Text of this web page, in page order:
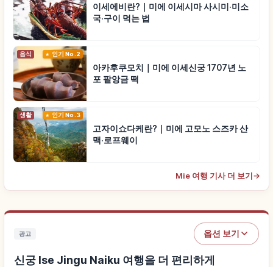
이세에비란?｜미에 이세시마 사시미·미소
국·구이 먹는 법
음식 인기 No.2
아카후쿠모치｜미에 이세신궁 1707년 노
포 팥앙금 떡
생활 인기 No.3
고자이쇼다케란?｜미에 고모노 스즈카 산
맥·로프웨이
Mie 여행 기사 더 보기 →
광고 옵션 보기
신궁 Ise Jingu Naiku 여행을 더 편리하게